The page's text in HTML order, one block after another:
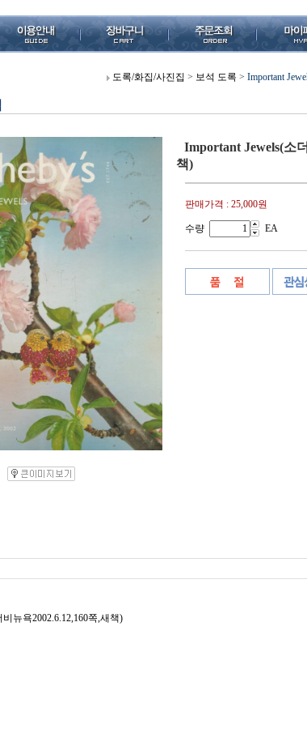
도록/화집/사진집 > 보석 도록 > Important
Important Jewels(소
책)
판매가격 : 25,000원
수량 EA
비뉴욕2002.6.12,160쪽,새책)